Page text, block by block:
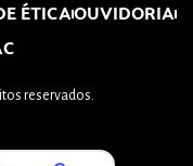
ÉTICAOUVIDORIA
reservados.